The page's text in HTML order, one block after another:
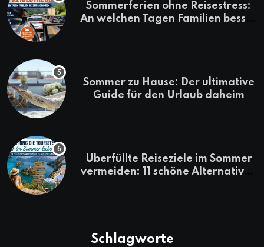
Sommerferien ohne Reisestress:
An welchen Tagen Familien besser
Sommer zu Hause: Der ultimative
Guide für den Urlaub daheim
Überfüllte Reiseziele im Sommer
vermeiden: 11 schöne Alternativen
Schlagworte